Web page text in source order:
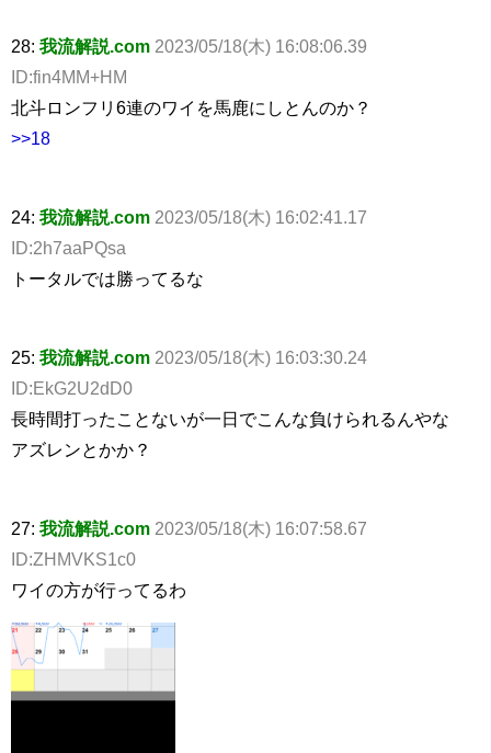
28: 我流解説.com 2023/05/18(木) 16:08:06.39
ID:fin4MM+HM
北斗ロンフリ6連のワイを馬鹿にしとんのか？
>>18
24: 我流解説.com 2023/05/18(木) 16:02:41.17
ID:2h7aaPQsa
トータルでは勝ってるな
25: 我流解説.com 2023/05/18(木) 16:03:30.24
ID:EkG2U2dD0
長時間打ったことないが一日でこんな負けられるんやな
アズレンとかか？
27: 我流解説.com 2023/05/18(木) 16:07:58.67
ID:ZHMVKS1c0
ワイの方が行ってるわ